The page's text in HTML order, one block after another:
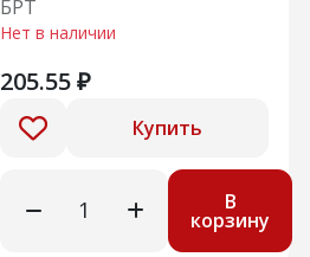
БРТ
Нет в наличии
205.55 ₽
Купить
В
корзину